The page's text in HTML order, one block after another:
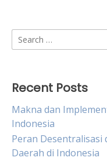
Search
for:
Recent Posts
Makna dan
Indonesia
Peran Desentralisasi
Daerah di Indonesia